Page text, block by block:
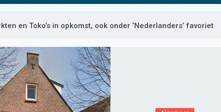
en Toko’s in opkomst, ook onder ‘Nederlanders’ favoriet